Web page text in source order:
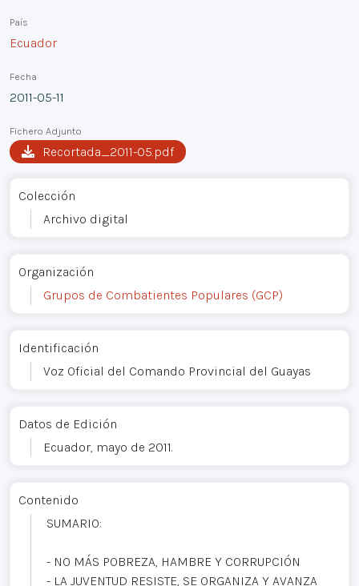
País
Ecuador
Fecha
2011-05-11
Fichero Adjunto
Recortada_2011-05.pdf
Colección
Archivo digital
Organización
Grupos de Combatientes Populares (GCP)
Identificación
Voz Oficial del Comando Provincial del Guayas
Datos de Edición
Ecuador, mayo de 2011.
Contenido
SUMARIO:
- NO MÁS POBREZA, HAMBRE Y CORRUPCIÓN
- LA JUVENTUD RESISTE, SE ORGANIZA Y AVANZA